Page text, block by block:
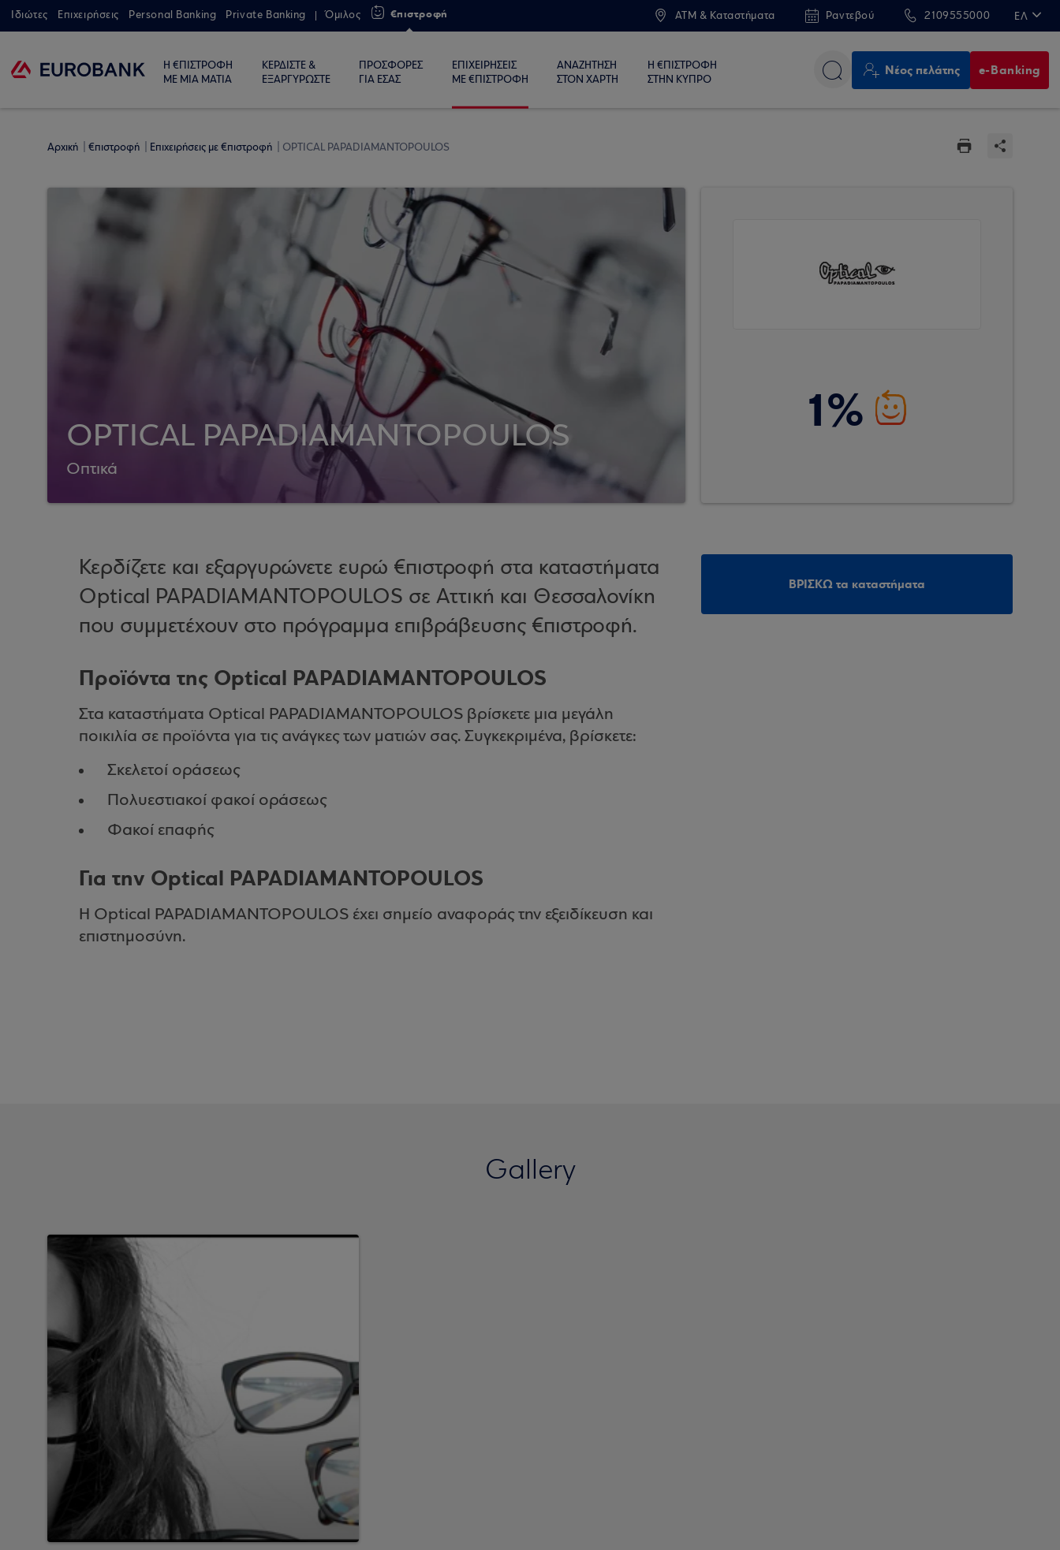
Ιδιώτες Επιχειρήσεις Personal Banking Private Banking Όμιλος €πιστροφή ATM & Καταστήματα Ραντεβού 2109555000 ΕΛ
Η €ΠΙΣΤΡΟΦΗ
ΜΕ ΜΙΑ ΜΑΤΙΑ
ΚΕΡΔΙΣΤΕ &
ΕΞΑΡΓΥΡΩΣΤΕ
ΠΡΟΣΦΟΡΕΣ
ΓΙΑ ΕΣΑΣ
ΕΠΙΧΕΙΡΗΣΕΙΣ
ΜΕ €ΠΙΣΤΡΟΦΗ
ΑΝΑΖΗΤΗΣΗ
ΣΤΟΝ ΧΑΡΤΗ
Η €ΠΙΣΤΡΟΦΗ
ΣΤΗΝ ΚΥΠΡΟ
Νέος πελάτης e-Banking
Αρχική €πιστροφή Επιχειρήσεις με €πιστροφή OPTICAL PAPADIAMANTOPOULOS
Οπτικά
OPTICAL PAPADIAMANTOPOULOS 1%
Κερδίζετε και εξαργυρώνετε ευρώ €πιστροφή στα καταστήματα
Optical PAPADIAMANTOPOULOS σε Αττική και Θεσσαλονίκη
που συμμετέχουν στο πρόγραμμα επιβράβευσης €πιστροφή.
Προϊόντα της Optical PAPADIAMANTOPOULOS
Στα καταστήματα Optical PAPADIAMANTOPOULOS βρίσκετε μια μεγάλη
ποικιλία σε προϊόντα για τις ανάγκες των ματιών σας. Συγκεκριμένα, βρίσκετε:
Σκελετοί οράσεως
Πολυεστιακοί φακοί οράσεως
Φακοί επαφής
Για την Optical PAPADIAMANTOPOULOS
H Optical PAPADIAMANTOPOULOS έχει σημείο αναφοράς την εξειδίκευση και
επιστημοσύνη.
ΒΡΙΣΚΩ τα καταστήματα
Gallery